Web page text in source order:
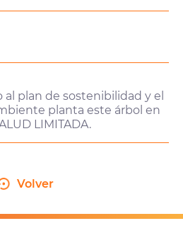
al plan de sostenibilidad y el
planta este árbol en
LIMITADA.
Volver